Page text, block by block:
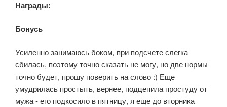
Награды:
Бонусы:
Усиленно занимаюсь боком, при подсчете слегка
сбилась, поэтому точно сказать не могу, но две нормы
точно будет, прошу поверить на слово :) Еще
умудрилась простыть, вернее, подцепила простуду от
мужа - его подкосило в пятницу, я еще до вторника